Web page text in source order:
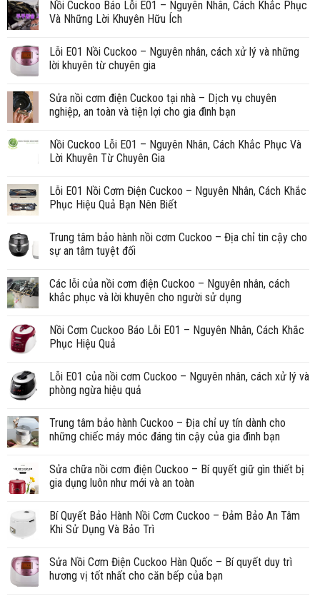
Nồi Cuckoo Báo Lỗi E01 – Nguyên Nhân, Cách Khắc Phục
Và Những Lời Khuyên Hữu Ích
Lỗi E01 Nồi Cuckoo – Nguyên nhân, cách xử lý và những
lời khuyên từ chuyên gia
Sửa nồi cơm điện Cuckoo tại nhà – Dịch vụ chuyên
nghiệp, an toàn và tiện lợi cho gia đình bạn
Nồi Cuckoo Lỗi E01 – Nguyên Nhân, Cách Khắc Phục Và
Lời Khuyên Từ Chuyên Gia
Lỗi E01 Nồi Cơm Điện Cuckoo – Nguyên Nhân, Cách Khắc
Phục Hiệu Quả Bạn Nên Biết
Trung tâm bảo hành nồi cơm Cuckoo – Địa chỉ tin cậy cho
sự an tâm tuyệt đối
Các lỗi của nồi cơm điện Cuckoo – Nguyên nhân, cách
khắc phục và lời khuyên cho người sử dụng
Nồi Cơm Cuckoo Báo Lỗi E01 – Nguyên Nhân, Cách Khắc
Phục Hiệu Quả
Lỗi E01 của nồi cơm Cuckoo – Nguyên nhân, cách xử lý và
phòng ngừa hiệu quả
Trung tâm bảo hành Cuckoo – Địa chỉ uy tín dành cho
những chiếc máy móc đáng tin cậy của gia đình bạn
Sửa chữa nồi cơm điện Cuckoo – Bí quyết giữ gìn thiết bị
gia dụng luôn như mới và an toàn
Bí Quyết Bảo Hành Nồi Cơm Cuckoo – Đảm Bảo An Tâm
Khi Sử Dụng Và Bảo Trì
Sửa Nồi Cơm Điện Cuckoo Hàn Quốc – Bí quyết duy trì
hương vị tốt nhất cho căn bếp của bạn